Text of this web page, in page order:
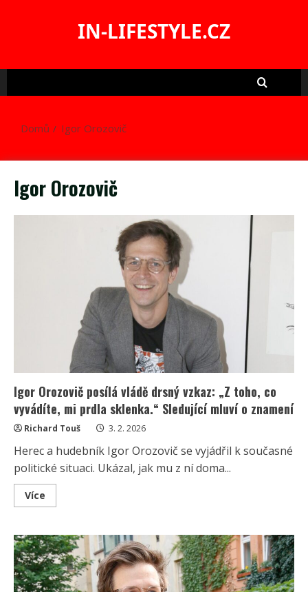
IN-LIFESTYLE.CZ
Domů Igor Orozovič
Igor Orozovič
Igor Orozovič posílá vládě drsný vzkaz: „Z toho, co
vyvádíte, mi prdla sklenka.“ Sledující mluví o znamení
Richard Touš 3. 2. 2026
Herec a hudebník Igor Orozovič se vyjádřil k současné
politické situaci. Ukázal, jak mu z ní doma...
Více
more
Orozovič
posílá
vládě
drsný
vzkaz:
„Z